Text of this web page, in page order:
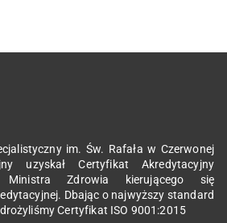
im. Św. Rafała w Czerwonej
uzyskał Certyfikat Akredytacyjny
Ministra Zdrowia kierującego się
Dbając o najwyższy standard
Certyfikat ISO 9001:2015